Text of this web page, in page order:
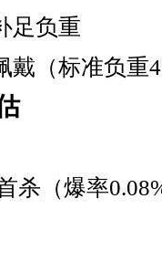
足负重
戴（标准负重
杀（爆率